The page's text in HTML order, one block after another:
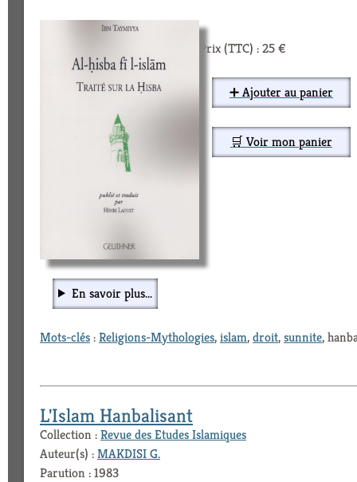
Prix (TTC) : 25 €
➕ Ajouter au panier
🛒 Voir mon panier
En savoir plus...
Mots-clés:Religions-Mythologies,islam,droit,sunnite,
L'Islam Hanbalisant
Collection :Revue des Etudes Islamiques
Auteur(s) :MAKDISI G.
Parution : 1983